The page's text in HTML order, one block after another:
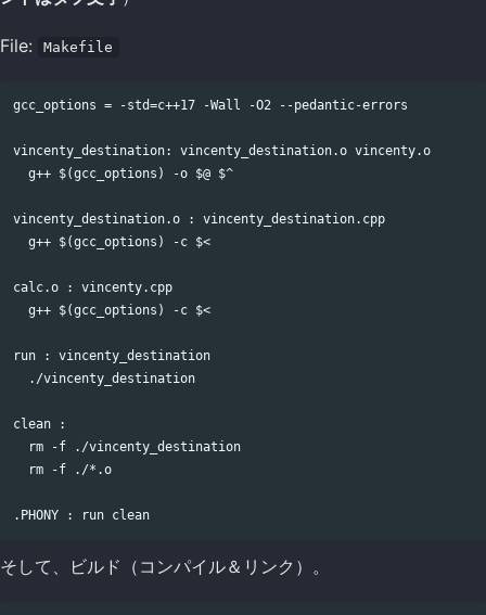
File: Makefile
gcc_options = -std=c++17 -Wall -O2 --pedantic-errors
vincenty_destination: vincenty_destination.o vincenty.o
  g++ $(gcc_options) -o $@ $^
vincenty_destination.o : vincenty_destination.cpp
  g++ $(gcc_options) -c $<
calc.o : vincenty.cpp
  g++ $(gcc_options) -c $<
run : vincenty_destination
  ./vincenty_destination
clean :
  rm -f ./vincenty_destination
  rm -f ./*.o
そして、ビルド（コンパイル＆リンク）。